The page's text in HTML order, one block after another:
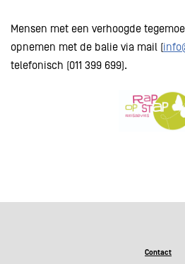
Mensen met een verhoogde
opnemen met de balie via mail (
telefonisch (011 399 699).
Contact